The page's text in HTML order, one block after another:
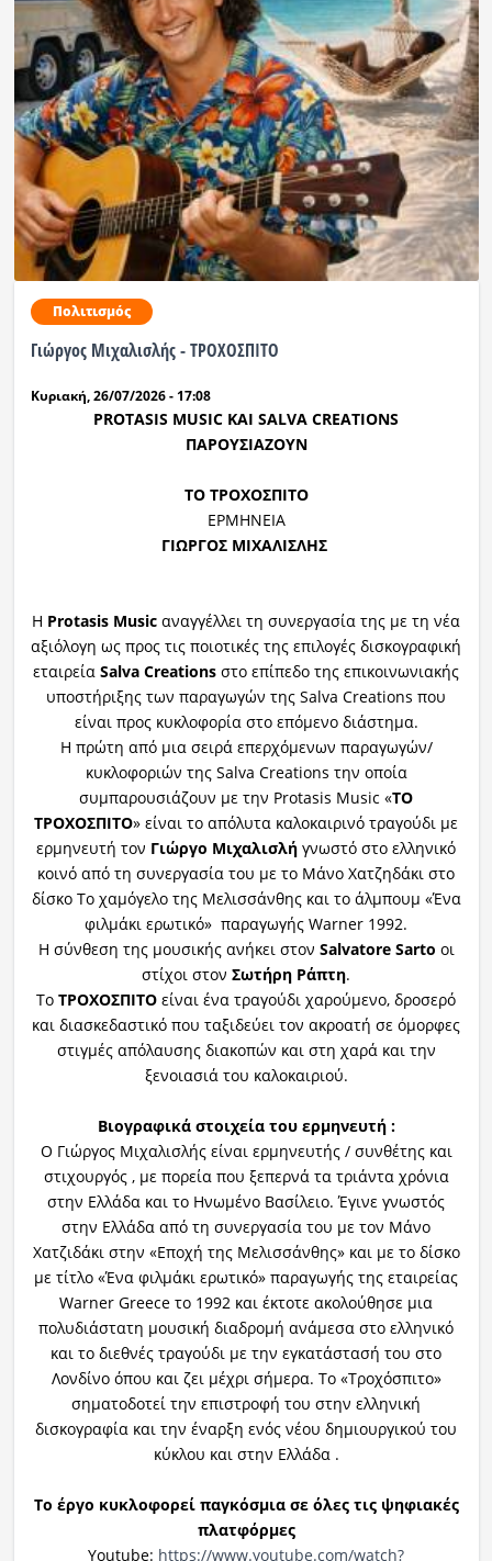
Πολιτισμός
Γιώργος Μιχαλισλής - ΤΡΟΧΟΣΠΙΤΟ
Κυριακή, 26/07/2026 - 17:08
PROTASIS MUSIC ΚΑΙ SALVA CREATIONS
ΠΑΡΟΥΣΙΑΖΟΥΝ
ΤΟ ΤΡΟΧΟΣΠΙΤΟ
ΕΡΜΗΝΕΙΑ
ΓΙΩΡΓΟΣ ΜΙΧΑΛΙΣΛΗΣ
H Protasis Music αναγγέλλει τη συνεργασία της με τη νέα
αξιόλογη ως προς τις ποιοτικές της επιλογές δισκογραφική
εταιρεία Salva Creations στο επίπεδο της επικοινωνιακής
υποστήριξης των παραγωγών της Salva Creations που
είναι προς κυκλοφορία στο επόμενο διάστημα.
Η πρώτη από μια σειρά επερχόμενων παραγωγών/
κυκλοφοριών της Salva Creations την οποία
συμπαρουσιάζουν με την Protasis Music «ΤΟ
ΤΡΟΧΟΣΠΙΤΟ» είναι το απόλυτα καλοκαιρινό τραγούδι με
ερμηνευτή τον Γιώργο Μιχαλισλή γνωστό στο ελληνικό
κοινό από τη συνεργασία του με το Μάνο Χατζηδάκι στο
δίσκο Το χαμόγελο της Μελισσάνθης και το άλμπουμ «Ένα
φιλμάκι ερωτικό» παραγωγής Warner 1992.
Η σύνθεση της μουσικής ανήκει στον Salvatore Sarto οι
στίχοι στον Σωτήρη Ράπτη.
Το ΤΡΟΧΟΣΠΙΤΟ είναι ένα τραγούδι χαρούμενο, δροσερό
και διασκεδαστικό που ταξιδεύει τον ακροατή σε όμορφες
στιγμές απόλαυσης διακοπών και στη χαρά και την
ξενοιασιά του καλοκαιριού.
Βιογραφικά στοιχεία του ερμηνευτή :
Ο Γιώργος Μιχαλισλής είναι ερμηνευτής / συνθέτης και
στιχουργός , με πορεία που ξεπερνά τα τριάντα χρόνια
στην Ελλάδα και το Ηνωμένο Βασίλειο. Έγινε γνωστός
στην Ελλάδα από τη συνεργασία του με τον Μάνο
Χατζιδάκι στην «Εποχή της Μελισσάνθης» και με το δίσκο
με τίτλο «Ένα φιλμάκι ερωτικό» παραγωγής της εταιρείας
Warner Greece το 1992 και έκτοτε ακολούθησε μια
πολυδιάστατη μουσική διαδρομή ανάμεσα στο ελληνικό
και το διεθνές τραγούδι με την εγκατάστασή του στο
Λονδίνο όπου και ζει μέχρι σήμερα. Το «Τροχόσπιτο»
σηματοδοτεί την επιστροφή του στην ελληνική
δισκογραφία και την έναρξη ενός νέου δημιουργικού του
κύκλου και στην Ελλάδα .
Το έργο κυκλοφορεί παγκόσμια σε όλες τις ψηφιακές
πλατφόρμες
Youtube: https://www.youtube.com/watch?